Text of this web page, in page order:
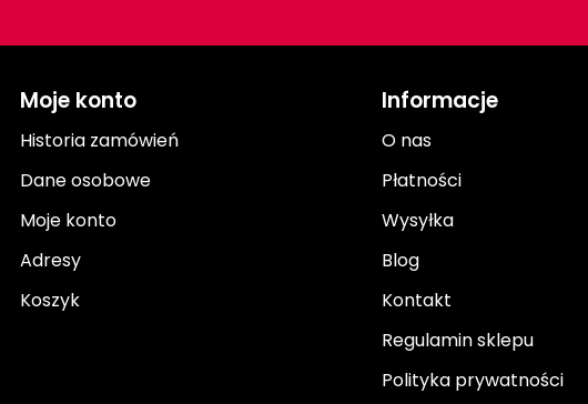
Moje konto
Historia zamówień
Dane osobowe
Moje konto
Adresy
Koszyk
Informacje
O nas
Płatności
Wysyłka
Blog
Kontakt
Regulamin sklepu
Polityka prywatności